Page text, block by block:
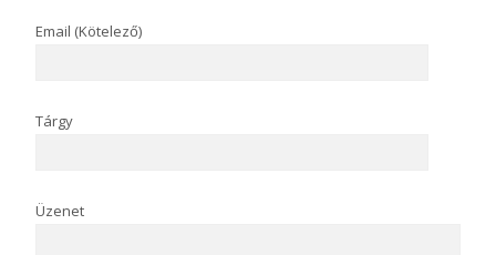
Email (Kötelező)
Tárgy
Üzenet